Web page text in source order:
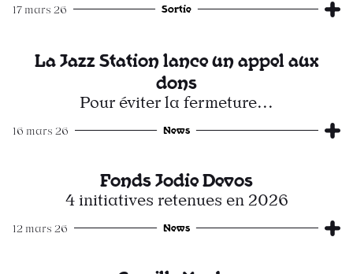
17 mars 26 Sortie
La Jazz Station lance un appel aux
dons
Pour éviter la fermeture...
16 mars 26 News
Fonds Jodie Devos
4 initiatives retenues en 2026
12 mars 26 News